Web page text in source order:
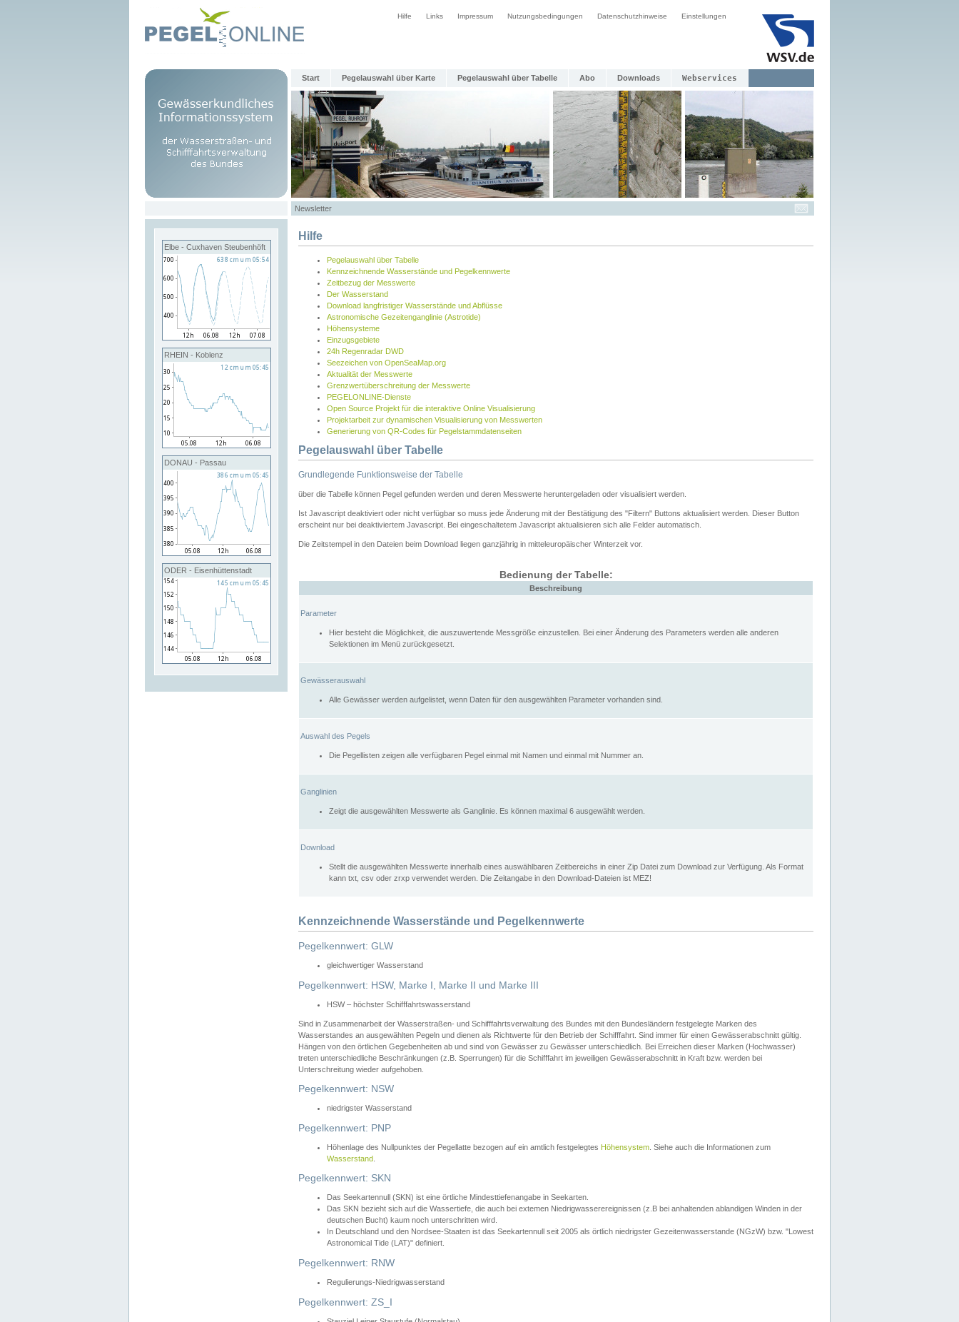
Hilfe Links Impressum Nutzungsbedingungen Datenschutzhinweise Einstellungen
Start Pegelauswahl über Karte Pegelauswahl über Tabelle Abo Downloads Webservices
Newsletter
Elbe - Cuxhaven Steubenhöft
RHEIN - Koblenz
DONAU - Passau
ODER - Eisenhüttenstadt
Hilfe
Pegelauswahl über Tabelle
Kennzeichnende Wasserstände und Pegelkennwerte
Zeitbezug der Messwerte
Der Wasserstand
Download langfristiger Wasserstände und Abflüsse
Astronomische Gezeitenganglinie (Astrotide)
Höhensysteme
Einzugsgebiete
24h Regenradar DWD
Seezeichen von OpenSeaMap.org
Aktualität der Messwerte
Grenzwertüberschreitung der Messwerte
PEGELONLINE-Dienste
Open Source Projekt für die interaktive Online Visualisierung
Projektarbeit zur dynamischen Visualisierung von Messwerten
Generierung von QR-Codes für Pegelstammdatenseiten
Pegelauswahl über Tabelle
Grundlegende Funktionsweise der Tabelle
über die Tabelle können Pegel gefunden werden und deren Messwerte heruntergeladen oder visualisiert werden.
Ist Javascript deaktiviert oder nicht verfügbar so muss jede Änderung mit der Bestätigung des "Filtern" Buttons aktualisiert werden. Dieser Button
erscheint nur bei deaktiviertem Javascript. Bei eingeschaltetem Javascript aktualisieren sich alle Felder automatisch.
Die Zeitstempel in den Dateien beim Download liegen ganzjährig in mitteleuropäischer Winterzeit vor.
Bedienung der Tabelle:
Beschreibung
Parameter
Hier besteht die Möglichkeit, die auszuwertende Messgröße einzustellen. Bei einer Änderung des Parameters werden alle anderen
Selektionen im Menü zurückgesetzt.
Gewässerauswahl
Alle Gewässer werden aufgelistet, wenn Daten für den ausgewählten Parameter vorhanden sind.
Auswahl des Pegels
Die Pegellisten zeigen alle verfügbaren Pegel einmal mit Namen und einmal mit Nummer an.
Ganglinien
Zeigt die ausgewählten Messwerte als Ganglinie. Es können maximal 6 ausgewählt werden.
Download
Stellt die ausgewählten Messwerte innerhalb eines auswählbaren Zeitbereichs in einer Zip Datei zum Download zur Verfügung. Als Format
kann txt, csv oder zrxp verwendet werden. Die Zeitangabe in den Download-Dateien ist MEZ!
Kennzeichnende Wasserstände und Pegelkennwerte
Pegelkennwert: GLW
gleichwertiger Wasserstand
Pegelkennwert: HSW, Marke I, Marke II und Marke III
HSW – höchster Schifffahrtswasserstand
Sind in Zusammenarbeit der Wasserstraßen- und Schifffahrtsverwaltung des Bundes mit den Bundesländern festgelegte Marken des
Wasserstandes an ausgewählten Pegeln und dienen als Richtwerte für den Betrieb der Schifffahrt. Sind immer für einen Gewässerabschnitt gültig.
Hängen von den örtlichen Gegebenheiten ab und sind von Gewässer zu Gewässer unterschiedlich. Bei Erreichen dieser Marken (Hochwasser)
treten unterschiedliche Beschränkungen (z.B. Sperrungen) für die Schifffahrt im jeweiligen Gewässerabschnitt in Kraft bzw. werden bei
Unterschreitung wieder aufgehoben.
Pegelkennwert: NSW
niedrigster Wasserstand
Pegelkennwert: PNP
Höhenlage des Nullpunktes der Pegellatte bezogen auf ein amtlich festgelegtes Höhensystem . Siehe auch die Informationen zum
Wasserstand
Pegelkennwert: SKN
Das Seekartennull (SKN) ist eine örtliche Mindesttiefenangabe in Seekarten.
Das SKN bezieht sich auf die Wassertiefe, die auch bei extemen Niedrigwasserereignissen (z.B bei anhaltenden ablandigen Winden in der
deutschen Bucht) kaum noch unterschritten wird.
In Deutschland und den Nordsee-Staaten ist das Seekartennull seit 2005 als örtlich niedrigster Gezeitenwasserstande (NGzW) bzw. "Lowest
Astronomical Tide (LAT)" definiert.
Pegelkennwert: RNW
Regulierungs-Niedrigwasserstand
Pegelkennwert: ZS_I